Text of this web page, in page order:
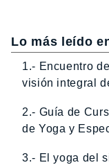
Lo más leído
1.- Encuentro
visión integral
2.- Guía de
de Yoga y
3.- El yoga del